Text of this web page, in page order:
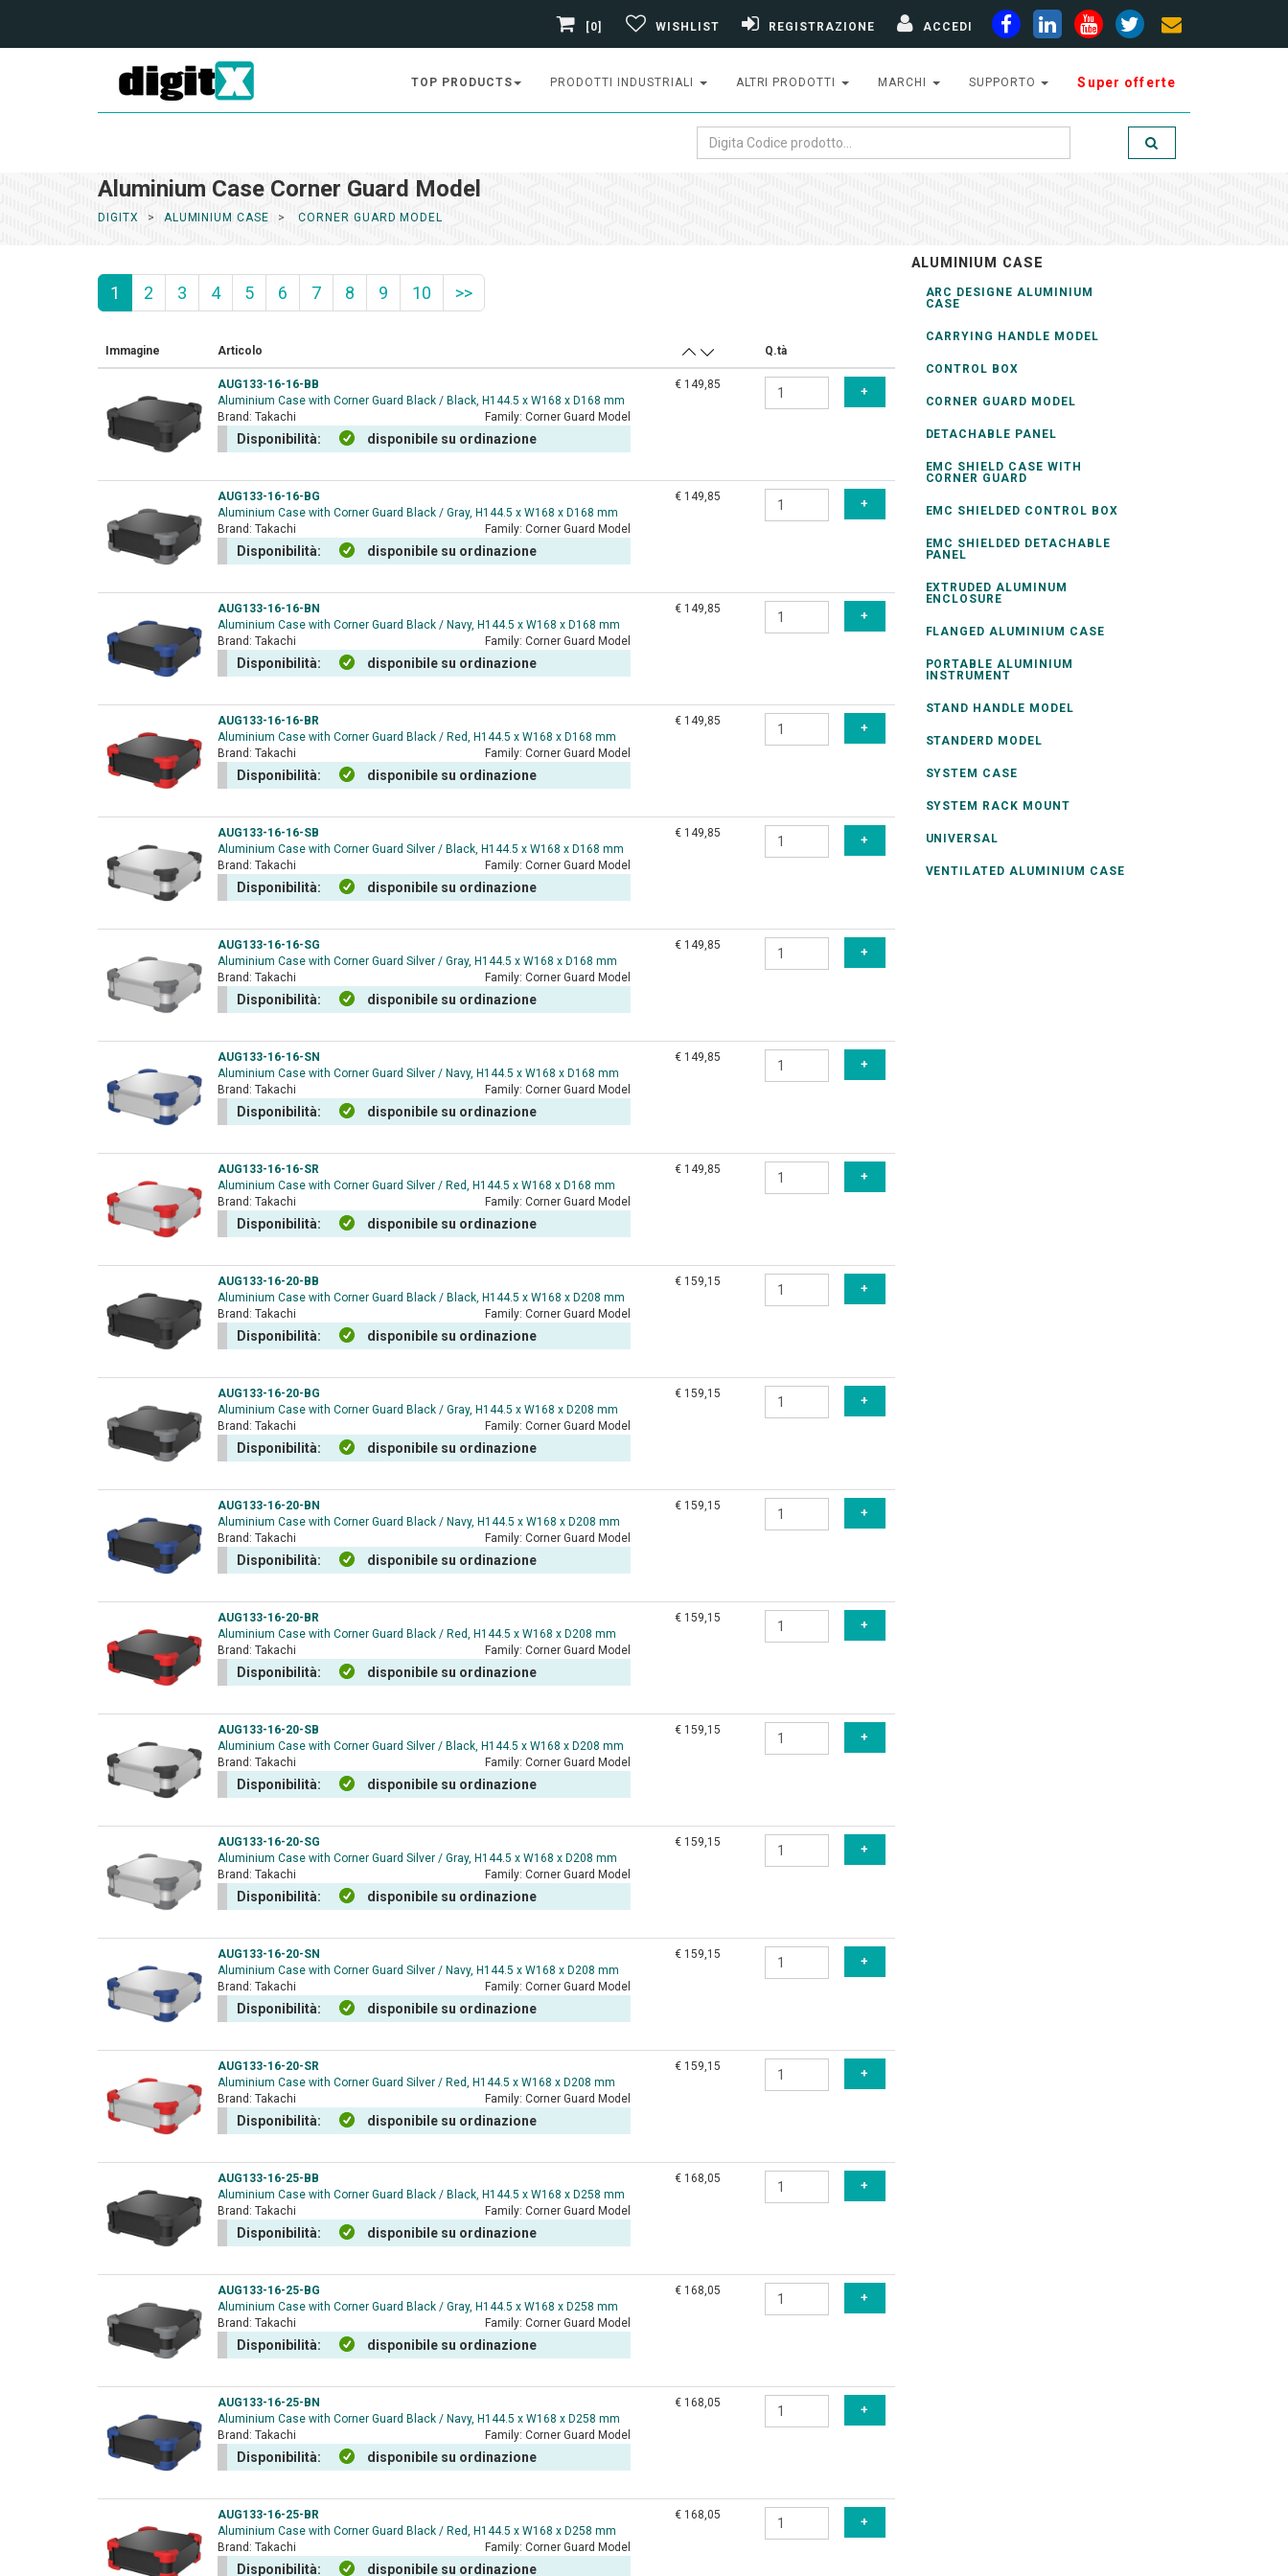
[0] WISHLIST REGISTRAZIONE ACCEDI
TOP PRODUCTS PRODOTTI INDUSTRIALI ALTRI PRODOTTI MARCHI SUPPORTO Super offerte
Aluminium Case Corner Guard Model
DIGITX ALUMINIUM CASE CORNER GUARD MODEL
1 2 3 4 5 6 7 8 9 10 >>
Immagine Articolo Q.tà
AUG133-16-16-BB
Aluminium Case with Corner Guard Black / Black, H144.5 x W168 x D168 mm
Brand: Takachi Family: Corner Guard Model
Disponibilità: disponibile su ordinazione
€ 149,85
AUG133-16-16-BG
Aluminium Case with Corner Guard Black / Gray, H144.5 x W168 x D168 mm
Brand: Takachi Family: Corner Guard Model
Disponibilità: disponibile su ordinazione
€ 149,85
AUG133-16-16-BN
Aluminium Case with Corner Guard Black / Navy, H144.5 x W168 x D168 mm
Brand: Takachi Family: Corner Guard Model
Disponibilità: disponibile su ordinazione
€ 149,85
AUG133-16-16-BR
Aluminium Case with Corner Guard Black / Red, H144.5 x W168 x D168 mm
Brand: Takachi Family: Corner Guard Model
Disponibilità: disponibile su ordinazione
€ 149,85
AUG133-16-16-SB
Aluminium Case with Corner Guard Silver / Black, H144.5 x W168 x D168 mm
Brand: Takachi Family: Corner Guard Model
Disponibilità: disponibile su ordinazione
€ 149,85
AUG133-16-16-SG
Aluminium Case with Corner Guard Silver / Gray, H144.5 x W168 x D168 mm
Brand: Takachi Family: Corner Guard Model
Disponibilità: disponibile su ordinazione
€ 149,85
AUG133-16-16-SN
Aluminium Case with Corner Guard Silver / Navy, H144.5 x W168 x D168 mm
Brand: Takachi Family: Corner Guard Model
Disponibilità: disponibile su ordinazione
€ 149,85
AUG133-16-16-SR
Aluminium Case with Corner Guard Silver / Red, H144.5 x W168 x D168 mm
Brand: Takachi Family: Corner Guard Model
Disponibilità: disponibile su ordinazione
€ 149,85
AUG133-16-20-BB
Aluminium Case with Corner Guard Black / Black, H144.5 x W168 x D208 mm
Brand: Takachi Family: Corner Guard Model
Disponibilità: disponibile su ordinazione
€ 159,15
AUG133-16-20-BG
Aluminium Case with Corner Guard Black / Gray, H144.5 x W168 x D208 mm
Brand: Takachi Family: Corner Guard Model
Disponibilità: disponibile su ordinazione
€ 159,15
AUG133-16-20-BN
Aluminium Case with Corner Guard Black / Navy, H144.5 x W168 x D208 mm
Brand: Takachi Family: Corner Guard Model
Disponibilità: disponibile su ordinazione
€ 159,15
AUG133-16-20-BR
Aluminium Case with Corner Guard Black / Red, H144.5 x W168 x D208 mm
Brand: Takachi Family: Corner Guard Model
Disponibilità: disponibile su ordinazione
€ 159,15
AUG133-16-20-SB
Aluminium Case with Corner Guard Silver / Black, H144.5 x W168 x D208 mm
Brand: Takachi Family: Corner Guard Model
Disponibilità: disponibile su ordinazione
€ 159,15
AUG133-16-20-SG
Aluminium Case with Corner Guard Silver / Gray, H144.5 x W168 x D208 mm
Brand: Takachi Family: Corner Guard Model
Disponibilità: disponibile su ordinazione
€ 159,15
AUG133-16-20-SN
Aluminium Case with Corner Guard Silver / Navy, H144.5 x W168 x D208 mm
Brand: Takachi Family: Corner Guard Model
Disponibilità: disponibile su ordinazione
€ 159,15
AUG133-16-20-SR
Aluminium Case with Corner Guard Silver / Red, H144.5 x W168 x D208 mm
Brand: Takachi Family: Corner Guard Model
Disponibilità: disponibile su ordinazione
€ 159,15
AUG133-16-25-BB
Aluminium Case with Corner Guard Black / Black, H144.5 x W168 x D258 mm
Brand: Takachi Family: Corner Guard Model
Disponibilità: disponibile su ordinazione
€ 168,05
AUG133-16-25-BG
Aluminium Case with Corner Guard Black / Gray, H144.5 x W168 x D258 mm
Brand: Takachi Family: Corner Guard Model
Disponibilità: disponibile su ordinazione
€ 168,05
AUG133-16-25-BN
Aluminium Case with Corner Guard Black / Navy, H144.5 x W168 x D258 mm
Brand: Takachi Family: Corner Guard Model
Disponibilità: disponibile su ordinazione
€ 168,05
AUG133-16-25-BR
Aluminium Case with Corner Guard Black / Red, H144.5 x W168 x D258 mm
Brand: Takachi Family: Corner Guard Model
Disponibilità: disponibile su ordinazione
€ 168,05
ALUMINIUM CASE
ARC DESIGNE ALUMINIUM
CASE
CARRYING HANDLE MODEL
CONTROL BOX
CORNER GUARD MODEL
DETACHABLE PANEL
EMC SHIELD CASE WITH
CORNER GUARD
EMC SHIELDED CONTROL BOX
EMC SHIELDED DETACHABLE
PANEL
EXTRUDED ALUMINUM
ENCLOSURE
FLANGED ALUMINIUM CASE
PORTABLE ALUMINIUM
INSTRUMENT
STAND HANDLE MODEL
STANDERD MODEL
SYSTEM CASE
SYSTEM RACK MOUNT
UNIVERSAL
VENTILATED ALUMINIUM CASE